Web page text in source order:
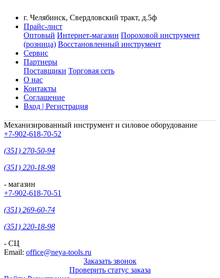
г. Челябинск, Свердловский тракт, д.5ф
Прайс-лист
Оптовый Интернет-магазин Пороховой инструмент
(розница) Восстановленный инструмент
Сервис
Партнеры
Поставщики Торговая сеть
О нас
Контакты
Соглашение
Вход | Регистрация
Механизированный инструмент и силовое оборудование
+7-902-618-70-52
(351) 270-50-94
(351) 220-18-98
- магазин
+7-902-618-70-51
(351) 269-60-74
(351) 220-18-98
- СЦ
Email: office@neya-tools.ru
Заказать звонок
Проверить статус заказа